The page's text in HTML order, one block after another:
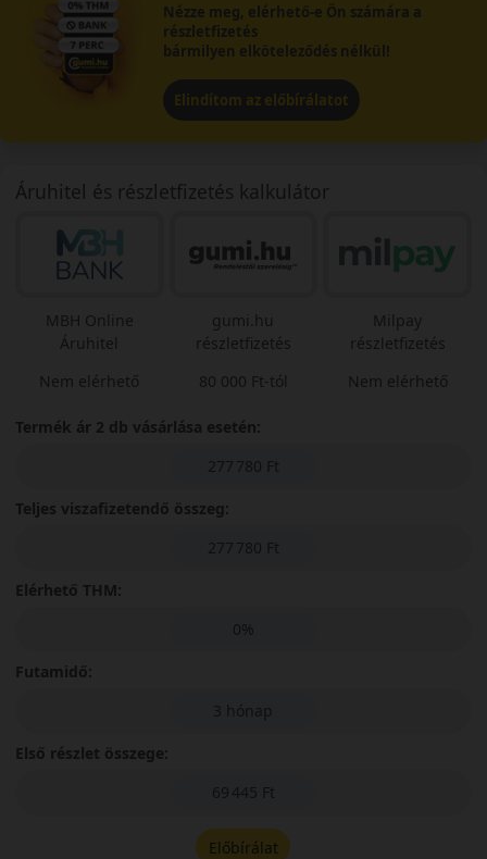
Nézze meg, elérhető-e Ön számára a
részletfizetés
bármilyen elköteleződés nélkül!
Elindítom az előbírálatot
Áruhitel és részletfizetés kalkulátor
MBH Online
Áruhitel
Nem elérhető
gumi.hu
részletfizetés
80 000 Ft-tól
Milpay
részletfizetés
Nem elérhető
Termék ár 2 db vásárlása esetén:
277 780 Ft
Teljes viszafizetendő összeg:
277 780 Ft
Elérhető THM:
0%
Futamidő:
3 hónap
Első részlet összege:
69 445 Ft
Előbírálat